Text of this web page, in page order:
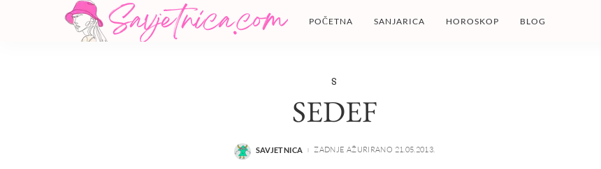
POČETNA SANJARICA HOROSKOP BLOG
S
SEDEF
POSTED
SAVJETNICA ZADNJE AŽURIRANO 21.05.2013.